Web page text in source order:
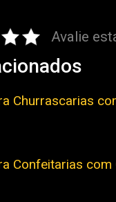
Avalie
Churrascarias
Confeitarias com